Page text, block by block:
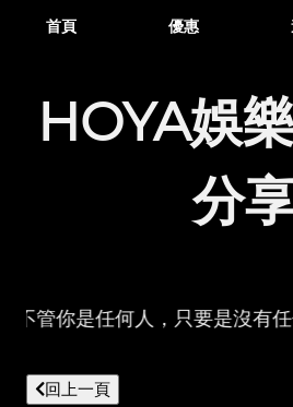
首頁 優惠
HOYA娛
分
是任何人，只要是沒有任
回上一頁